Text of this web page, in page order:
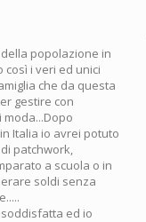
popolazione in
i veri ed unici
che da questa
gestire con
Italia io avrei potuto
patchwork,
a scuola o in
soldi senza
ed io